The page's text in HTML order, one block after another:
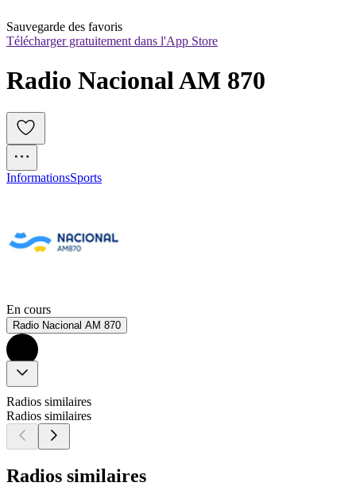
Sauvegarde des favoris
Télécharger gratuitement dans l'App Store
Radio Nacional AM 870
InformationsSports
En cours
Radio Nacional AM 870
Radios similaires
Radios similaires
Radios similaires